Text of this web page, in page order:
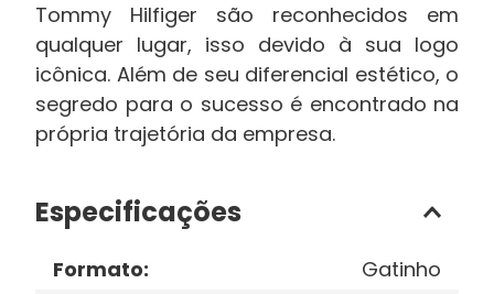
Tommy Hilfiger são reconhecidos em
qualquer lugar, isso devido à sua logo
icônica. Além de seu diferencial estético, o
segredo para o sucesso é encontrado na
própria trajetória da empresa.
Especificações
Formato:
Gatinho